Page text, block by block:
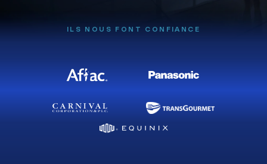
ILS NOUS FONT CONFIANCE